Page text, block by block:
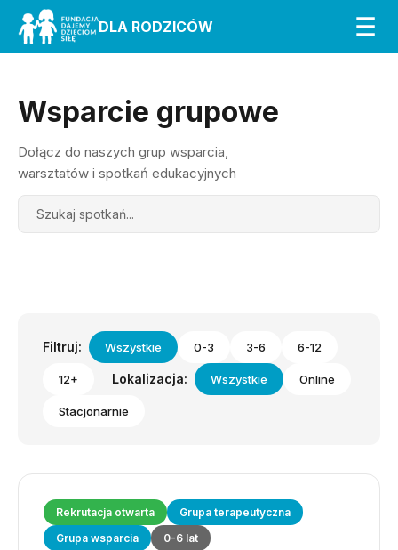
DLA RODZICÓW ☰
Wsparcie grupowe
Dołącz do naszych grup wsparcia,
warsztatów i spotkań edukacyjnych
Search
Filtruj: Wszystkie 0-3 3-6 6-12
12+ Lokalizacja: Wszystkie Online
Stacjonarnie
Rekrutacja otwarta
Grupa terapeutyczna
Grupa wsparcia
0-6 lat